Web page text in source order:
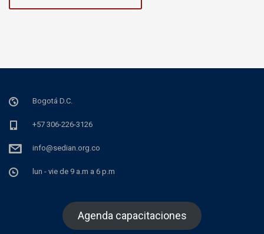
Bogotá D.C.
+57 306-226-3126
info@sedian.org.co
lun - vie de 9 a.m a 6 p.m
Agenda capacitaciones